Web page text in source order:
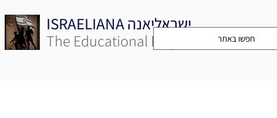
ISRAELIANA ישראליאנה
The Educational Project